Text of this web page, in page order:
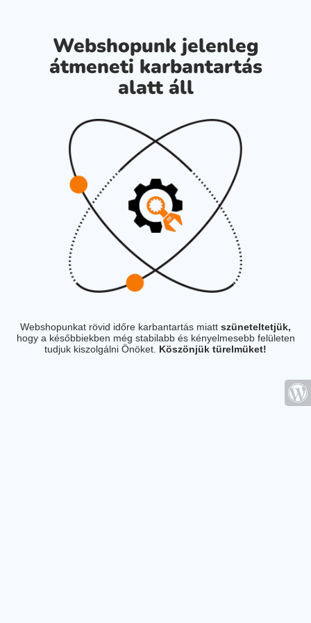
Webshopunk jelenleg
átmeneti karbantartás
alatt áll
Webshopunkat rövid időre karbantartás miatt szüneteltetjük,
hogy a későbbiekben még stabilabb és kényelmesebb felületen
tudjuk kiszolgálni Önöket. Köszönjük türelmüket!